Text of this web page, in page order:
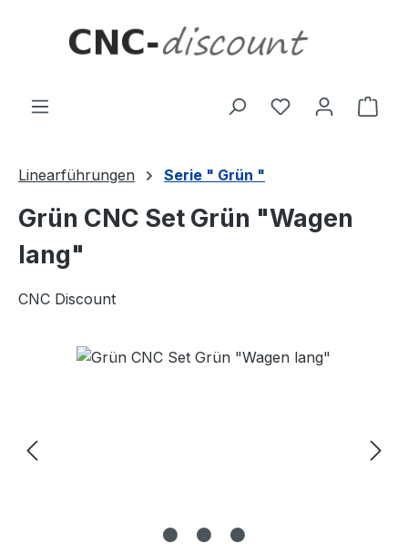
Linearführungen Serie " Grün "
Grün CNC Set Grün "Wagen
lang"
CNC Discount
Bildergalerie überspringen